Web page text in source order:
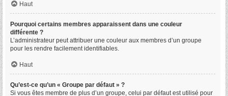
Haut
Pourquoi certains membres apparaissent dans une couleur
différente ?
L’administrateur peut attribuer une couleur aux membres d’un groupe
pour les rendre facilement identifiables.
Haut
Qu’est-ce qu’un « Groupe par défaut » ?
Si vous êtes membre de plus d’un groupe, celui par défaut est utilisé pour